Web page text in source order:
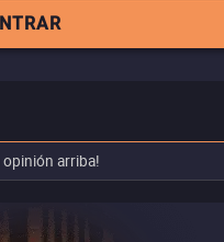
opinión arriba!